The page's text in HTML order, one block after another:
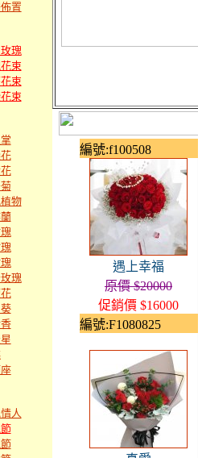
置
瑰
束
束
束
物
瑰
人
編號:f100508
遇上幸福
原價 $20000
促銷價 $16000
編號:F1080825